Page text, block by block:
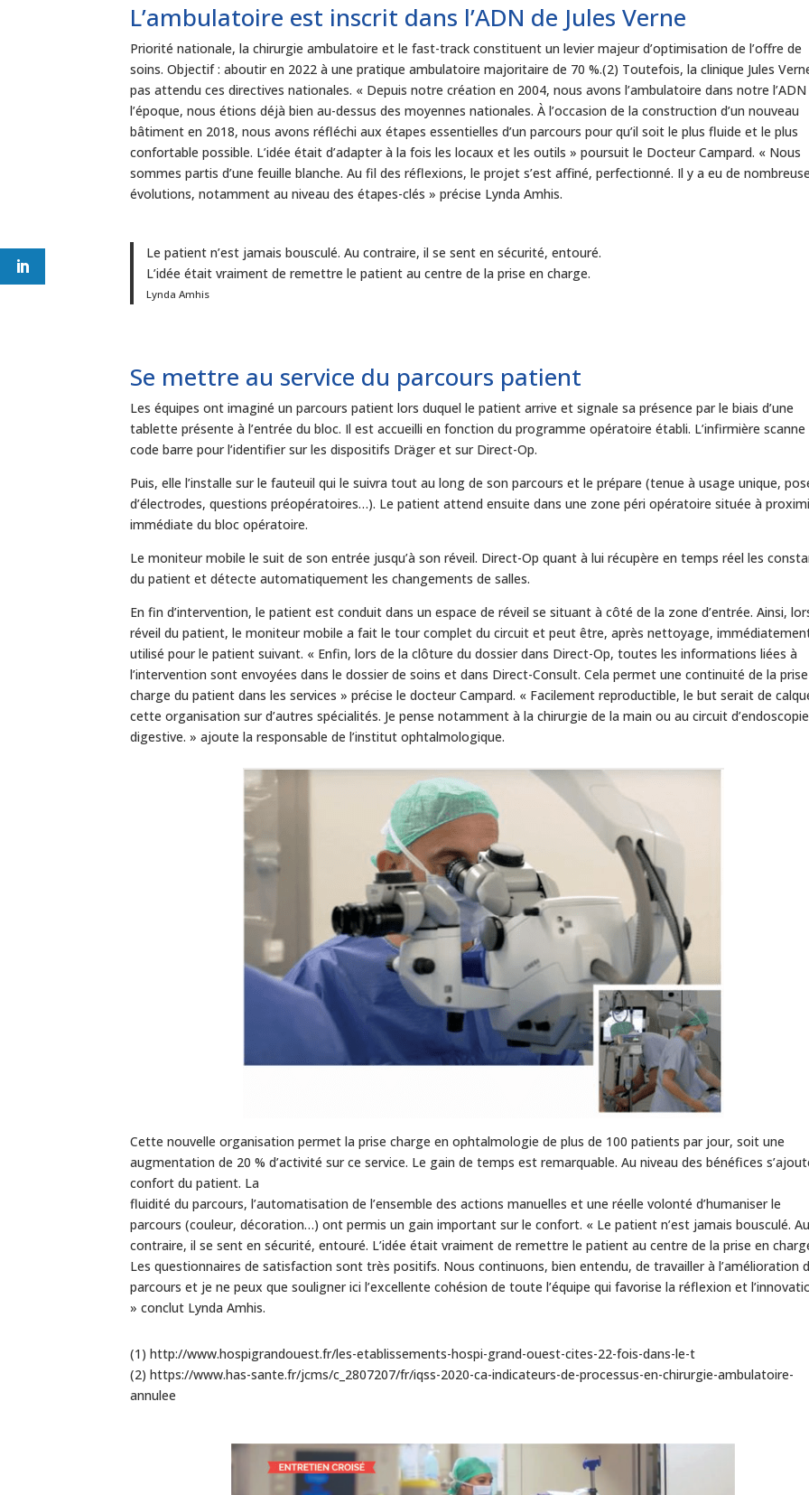
L’ambulatoire est inscrit dans l’ADN de Jules Verne
Priorité nationale, la chirurgie ambulatoire et le fast-track constituent un levier majeur d’optimisation de l’offre de
soins. Objectif : aboutir en 2022 à une pratique ambulatoire majoritaire de 70 %.(2) Toutefois, la clinique Jules
pas attendu ces directives nationales. « Depuis notre création en 2004, nous avons l’ambulatoire dans notre l’ADN
l’époque, nous étions déjà bien au-dessus des moyennes nationales. À l’occasion de la construction d’un nouveau
bâtiment en 2018, nous avons réfléchi aux étapes essentielles d’un parcours pour qu’il soit le plus fluide et le plus
confortable possible. L’idée était d’adapter à la fois les locaux et les outils » poursuit le Docteur Campard. « Nous
sommes partis d’une feuille blanche. Au fil des réflexions, le projet s’est affiné, perfectionné. Il y a eu de
évolutions, notamment au niveau des étapes-clés » précise Lynda Amhis.
Le patient n’est jamais bousculé. Au contraire, il se sent en sécurité, entouré.
L’idée était vraiment de remettre le patient au centre de la prise en charge.
Lynda Amhis
Se mettre au service du parcours patient
Les équipes ont imaginé un parcours patient lors duquel le patient arrive et signale sa présence par le biais d’une
tablette présente à l’entrée du bloc. Il est accueilli en fonction du programme opératoire établi. L’infirmière
code barre pour l’identifier sur les dispositifs Dräger et sur Direct-Op.
Puis, elle l’installe sur le fauteuil qui le suivra tout au long de son parcours et le prépare (tenue à usage unique,
d’électrodes, questions préopératoires…). Le patient attend ensuite dans une zone péri opératoire située à
immédiate du bloc opératoire.
Le moniteur mobile le suit de son entrée jusqu’à son réveil. Direct-Op quant à lui récupère en temps réel les
du patient et détecte automatiquement les changements de salles.
En fin d’intervention, le patient est conduit dans un espace de réveil se situant à côté de la zone d’entrée. Ainsi,
réveil du patient, le moniteur mobile a fait le tour complet du circuit et peut être, après nettoyage,
utilisé pour le patient suivant. « Enfin, lors de la clôture du dossier dans Direct-Op, toutes les informations liées à
l’intervention sont envoyées dans le dossier de soins et dans Direct-Consult. Cela permet une continuité de la
charge du patient dans les services » précise le docteur Campard. « Facilement reproductible, le but serait de
cette organisation sur d’autres spécialités. Je pense notamment à la chirurgie de la main ou au circuit d’endoscopie
digestive. » ajoute la responsable de l’institut ophtalmologique.
Cette nouvelle organisation permet la prise charge en ophtalmologie de plus de 100 patients par jour, soit une
augmentation de 20 % d’activité sur ce service. Le gain de temps est remarquable. Au niveau des bénéfices
confort du patient. La
fluidité du parcours, l’automatisation de l’ensemble des actions manuelles et une réelle volonté d’humaniser le
parcours (couleur, décoration…) ont permis un gain important sur le confort. « Le patient n’est jamais bousculé.
contraire, il se sent en sécurité, entouré. L’idée était vraiment de remettre le patient au centre de la prise en
Les questionnaires de satisfaction sont très positifs. Nous continuons, bien entendu, de travailler à l’amélioration
parcours et je ne peux que souligner ici l’excellente cohésion de toute l’équipe qui favorise la réflexion et
» conclut Lynda Amhis.
(1) http://www.hospigrandouest.fr/les-etablissements-hospi-grand-ouest-cites-22-fois-dans-le-t
(2) https://www.has-sante.fr/jcms/c_2807207/fr/iqss-2020-ca-indicateurs-de-processus-en-chirurgie-ambulatoire-
annulee